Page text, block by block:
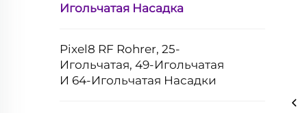
Игольчатая Насадка
Pixel8 RF Rohrer, 25-
Игольчатая, 49-Игольчатая
И 64-Игольчатая Насадки